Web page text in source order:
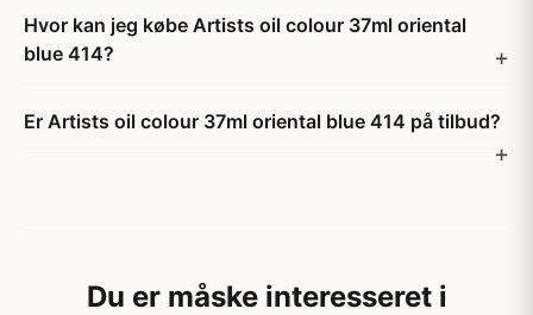
Hvor kan jeg købe Artists oil colour 37ml oriental
blue 414?
Er Artists oil colour 37ml oriental blue 414 på tilbud?
Du er måske interesseret i